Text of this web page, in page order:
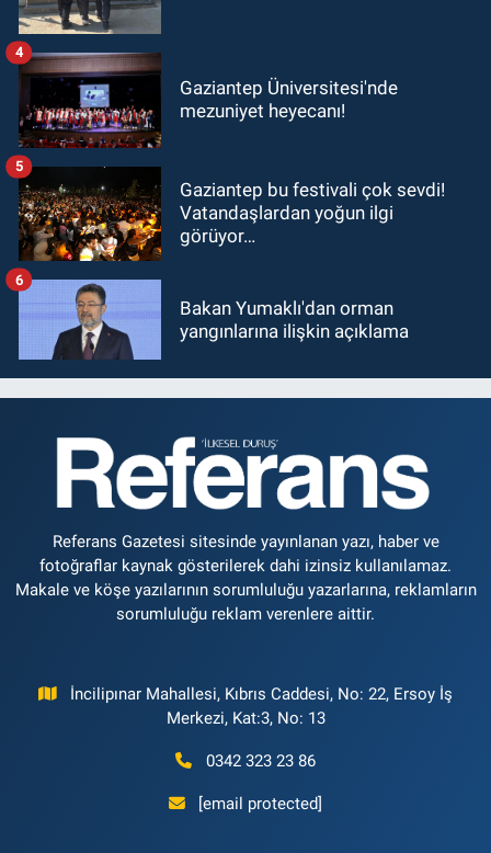
Gaziantep Üniversitesi'nde
mezuniyet heyecanı!
4
Gaziantep bu festivali çok sevdi!
Vatandaşlardan yoğun ilgi
görüyor…
5
Bakan Yumaklı'dan orman
yangınlarına ilişkin açıklama
6
Referans Gazetesi sitesinde yayınlanan yazı, haber ve
fotoğraflar kaynak gösterilerek dahi izinsiz kullanılamaz.
Makale ve köşe yazılarının sorumluluğu yazarlarına, reklamların
sorumluluğu reklam verenlere aittir.
İncilipınar Mahallesi, Kıbrıs Caddesi, No: 22, Ersoy İş
Merkezi, Kat:3, No: 13
0342 323 23 86
[email protected]